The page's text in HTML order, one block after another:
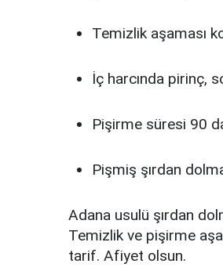
Temizlik aşaması
İç harcında pirinç,
Pişirme süresi 90
Pişmiş şırdan
Adana usulü şırdan
Temizlik ve pişirme
tarif. Afiyet olsun.